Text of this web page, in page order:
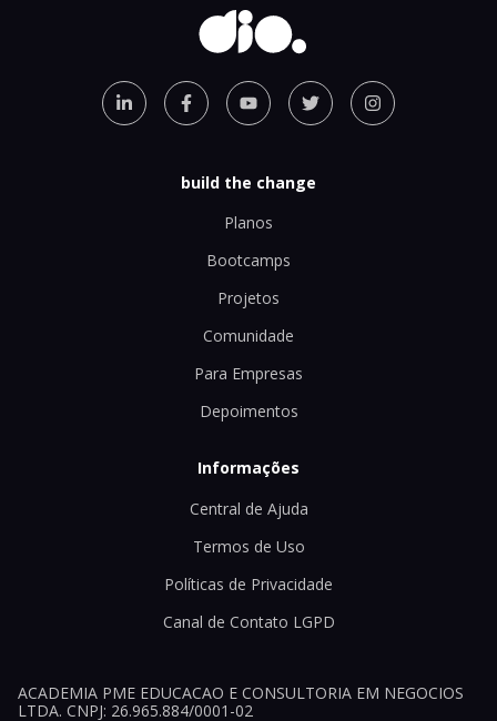
build the change
Planos
Bootcamps
Projetos
Comunidade
Para Empresas
Depoimentos
Informações
Central de Ajuda
Termos de Uso
Políticas de Privacidade
Canal de Contato LGPD
ACADEMIA PME EDUCACAO E CONSULTORIA EM NEGOCIOS
LTDA. CNPJ: 26.965.884/0001-02